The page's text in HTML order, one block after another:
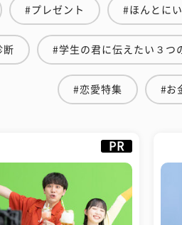
#プレゼント #ほんとに
断 #学生の君に伝えたい３つ
#恋愛特集 #お
PR